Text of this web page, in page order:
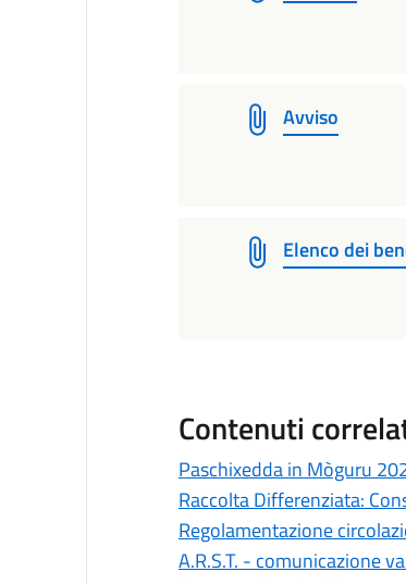
Avviso
Elenco dei
Contenuti
Paschixedda in Mòguru
Raccolta Differenziata:
Regolamentazione
A.R.S.T. - comunicazione